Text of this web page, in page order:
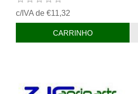
c/IVA de €11,32